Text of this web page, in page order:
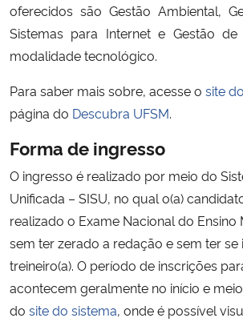
Controladoria-Geral da União
Ministério da Mulher, da Família e dos Direitos
Secretaria de Governo
Gabinete de Segurança Institucional
Banco Central do Brasil
Planalto
oferecidos são Gestão Ambiental,
Sistemas para Internet e Gestão de
modalidade tecnológico.
Para saber mais sobre, acesse o site
página do Descubra UFSM.
Forma de ingresso
O ingresso é realizado por meio do
Unificada – SISU, no qual o(a)
realizado o Exame Nacional do Ensino
sem ter zerado a redação e sem ter
treineiro(a). O período de inscrições
acontecem geralmente no início e
do site do sistema, onde é possível